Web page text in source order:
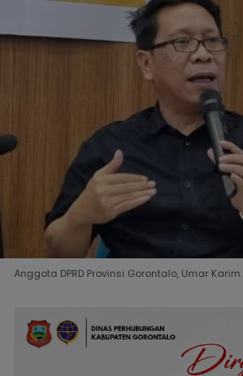
Anggota DPRD Provinsi Gorontalo, Umar Karim.